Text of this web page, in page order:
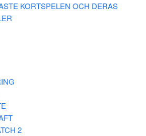
KORTSPELEN OCH DERAS
2